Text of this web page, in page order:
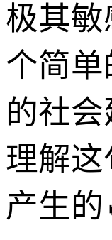
极其
个简
的社
理解
产生